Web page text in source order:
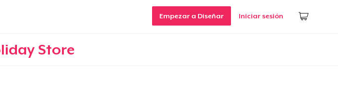
Empezar a Diseñar Iniciar sesión
Store